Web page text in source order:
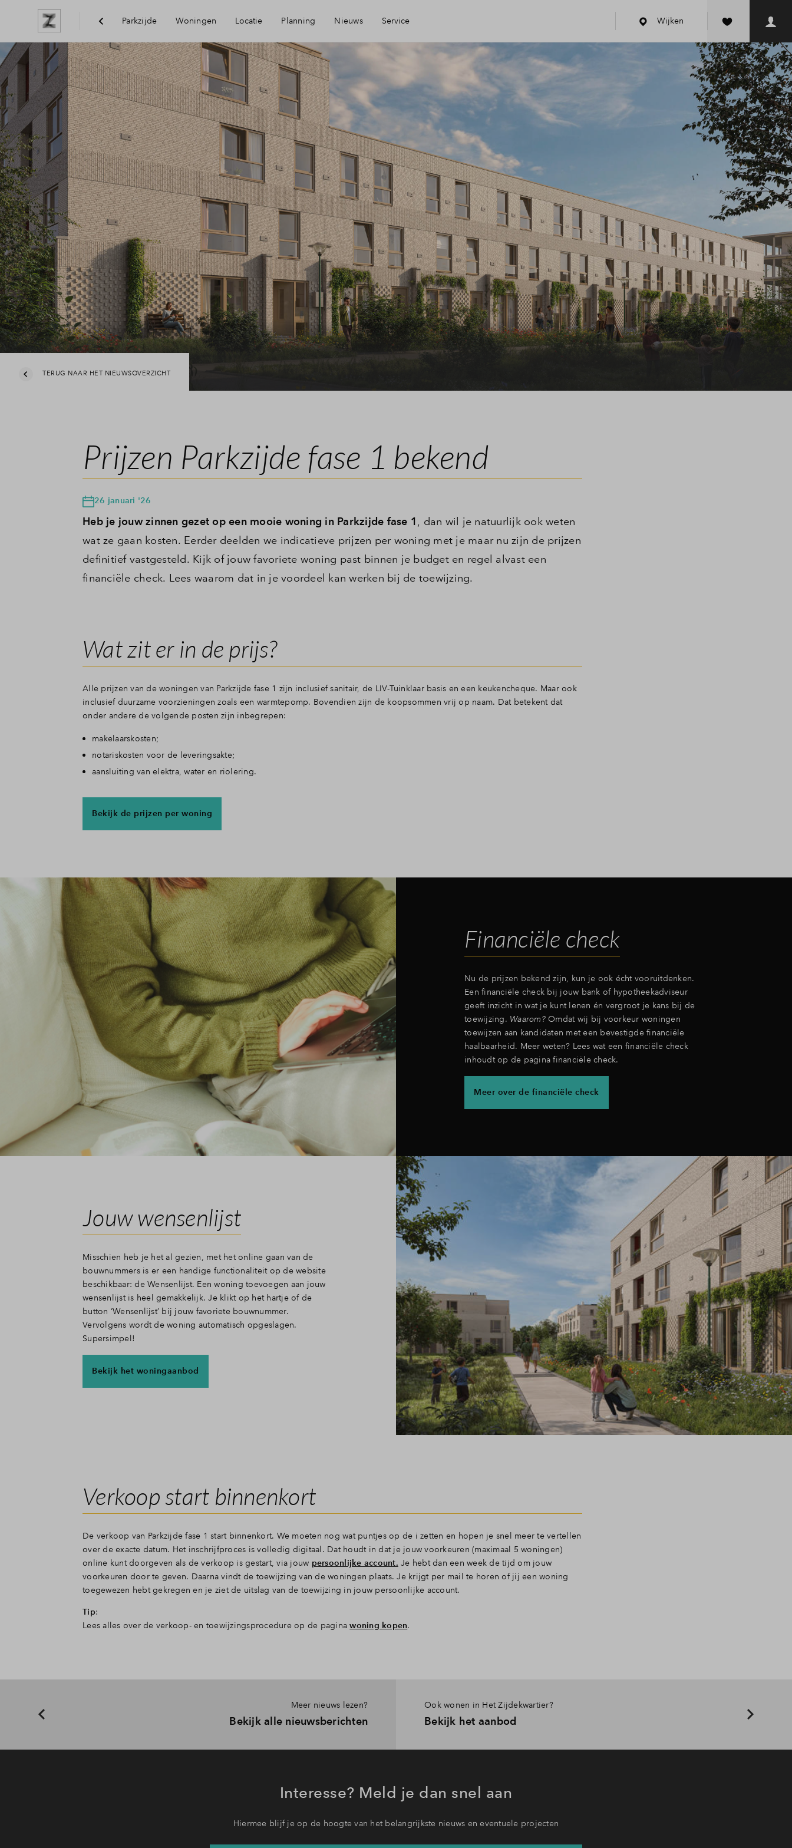
Parkzijde Woningen Locatie
Bereikbaarheid
Voorzieningen
Arnhem
Planning Nieuws Service
Mijn Eigen Huis
Financiele check
Financiering
Toewijzing
Woning kopen
Leeswijzer
Veelgestelde vragen
Contact
Wijken
TERUG NAAR HET NIEUWSOVERZICHT
Prijzen Parkzijde fase 1 bekend
26 januari '26
Heb je jouw zinnen gezet op een mooie woning in Parkzijde fase 1, dan wil je natuurlijk ook weten
wat ze gaan kosten. Eerder deelden we indicatieve prijzen per woning met je maar nu zijn de prijzen
definitief vastgesteld. Kijk of jouw favoriete woning past binnen je budget en regel alvast een
financiële check. Lees waarom dat in je voordeel kan werken bij de toewijzing.
Wat zit er in de prijs?
Alle prijzen van de woningen van Parkzijde fase 1 zijn inclusief sanitair, de LIV-Tuinklaar basis en een keukencheque. Maar ook
inclusief duurzame voorzieningen zoals een warmtepomp. Bovendien zijn de koopsommen vrij op naam. Dat betekent dat
onder andere de volgende posten zijn inbegrepen:
makelaarskosten;
notariskosten voor de leveringsakte;
aansluiting van elektra, water en riolering.
Bekijk de prijzen per woning
Financiële check
Nu de prijzen bekend zijn, kun je ook écht vooruitdenken.
Een financiële check bij jouw bank of hypotheekadviseur
geeft inzicht in wat je kunt lenen én vergroot je kans bij de
toewijzing. Waarom?Omdat wij bij voorkeur woningen
toewijzen aan kandidaten met een bevestigde financiële
haalbaarheid. Meer weten? Lees wat een financiële check
inhoudt op de pagina financiële check.
Meer over de financiële check
Jouw wensenlijst
Misschien heb je het al gezien, met het online gaan van de
bouwnummers is er een handige functionaliteit op de website
beschikbaar: de Wensenlijst. Een woning toevoegen aan jouw
wensenlijst is heel gemakkelijk. Je klikt op het hartje of de
button ‘Wensenlijst’ bij jouw favoriete bouwnummer.
Vervolgens wordt de woning automatisch opgeslagen.
Supersimpel!
Bekijk het woningaanbod
Verkoop start binnenkort
De verkoop van Parkzijde fase 1 start binnenkort. We moeten nog wat puntjes op de i zetten en hopen je snel meer te vertellen
over de exacte datum. Het inschrijfproces is volledig digitaal. Dat houdt in dat je jouw voorkeuren (maximaal 5 woningen)
online kunt doorgeven als de verkoop is gestart, via jouw persoonlijke account. Je hebt dan een week de tijd om jouw
voorkeuren door te geven. Daarna vindt de toewijzing van de woningen plaats. Je krijgt per mail te horen of jij een woning
toegewezen hebt gekregen en je ziet de uitslag van de toewijzing in jouw persoonlijke account.
Tip:
Lees alles over de verkoop- en toewijzingsprocedure op de paginawoning kopen.
Meer nieuws lezen?
Bekijk alle nieuwsberichten
Ook wonen in Het Zijdekwartier?
Bekijk het aanbod
Interesse? Meld je dan snel aan
Hiermee blijf je op de hoogte van het belangrijkste nieuws en eventuele projecten